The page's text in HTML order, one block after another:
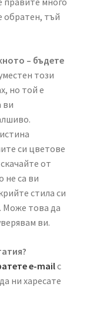
обратен, тъй
– бъдете
този
но той е
ви
си цветове
от
не са ви
стила си
Може това да
ви.
e-mailс
ни харесате